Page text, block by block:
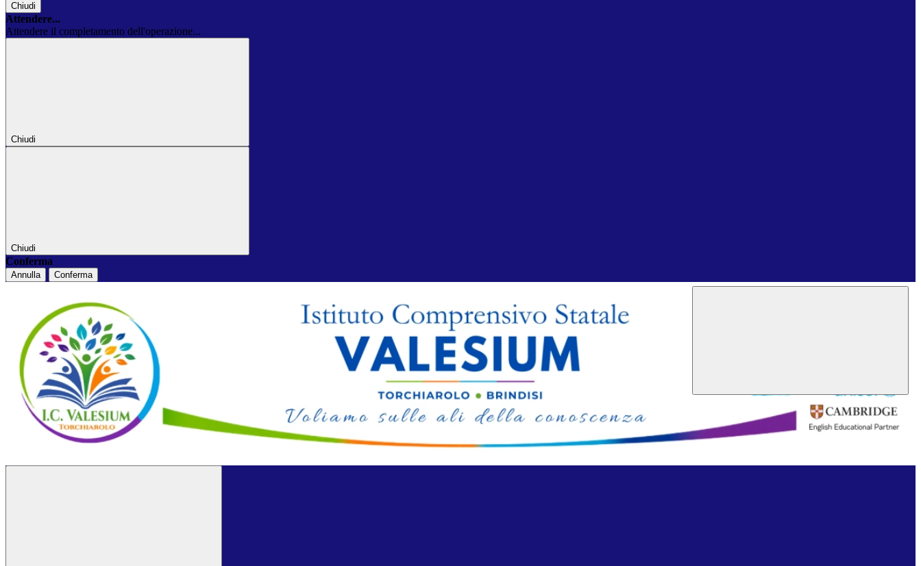
Chiudi
Attendere...
Attendere il completamento dell'operazione...
Chiudi
Chiudi
Conferma
Annulla Conferma